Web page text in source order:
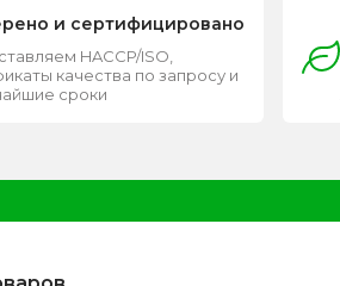
и сертифицировано
HACCP/ISO,
качества по запросу и
сроки